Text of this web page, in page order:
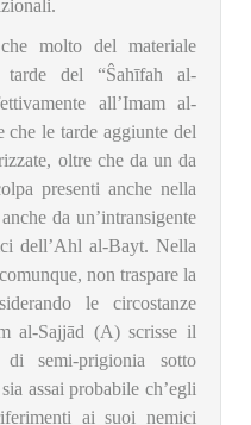
molto del materiale
tarde del “Ŝahīfah al-
all’Imam al-
le tarde aggiunte del
oltre che da un da
presenti anche nella
da un’intransigente
dell’Ahl al-Bayt. Nella
non traspare la
le circostanze
al-Sajjād (A) scrisse il
semi-prigionia sotto
assai probabile ch’egli
ai suoi nemici